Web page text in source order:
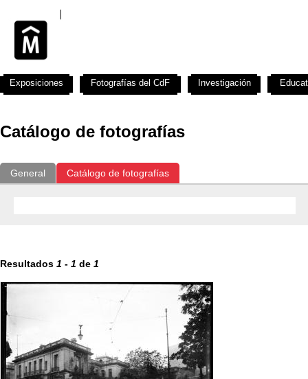
Catálogo de fotografías
General Catálogo de fotografías
Resultados 1 - 1 de 1
Exposiciones Fotografías del CdF Investigación